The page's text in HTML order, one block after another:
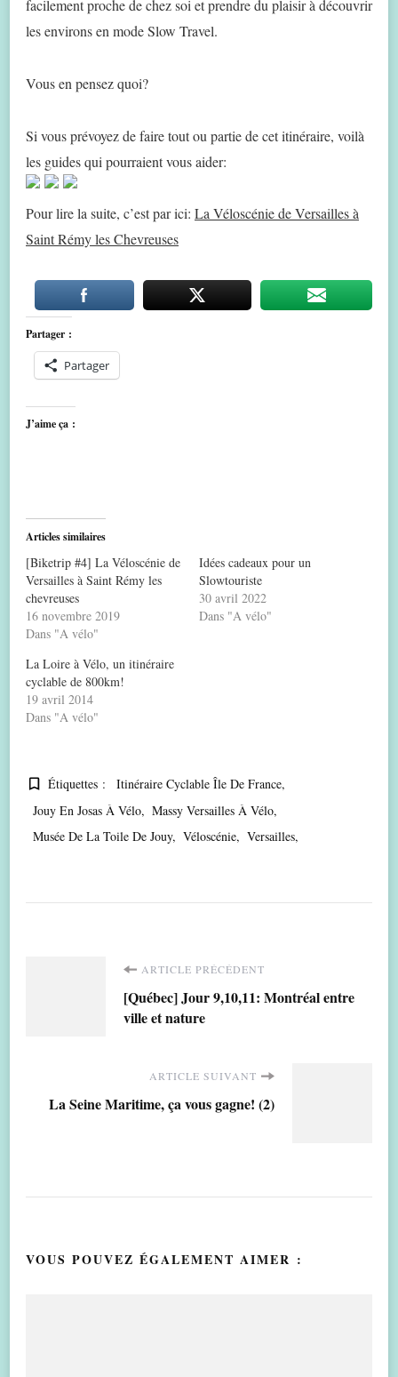
facilement proche de chez soi et prendre du plaisir à découvrir
les environs en mode Slow Travel.
Vous en pensez quoi?
Si vous prévoyez de faire tout ou partie de cet itinéraire, voilà
les guides qui pourraient vous aider:
Pour lire la suite, c’est par ici: La Véloscénie de Versailles à
Saint Rémy les Chevreuses
Partager :
Partager
J’aime ça :
Articles similaires
[Biketrip #4] La Véloscénie de
Versailles à Saint Rémy les
chevreuses
16 novembre 2019
Dans "A vélo"
Idées cadeaux pour un
Slowtouriste
30 avril 2022
Dans "A vélo"
La Loire à Vélo, un itinéraire
cyclable de 800km!
19 avril 2014
Dans "A vélo"
Étiquettes :
Itinéraire Cyclable Île De France
Jouy En Josas À Vélo
Massy Versailles À Vélo
Musée De La Toile De Jouy
Véloscénie Versailles
Navigation
d'article
ARTICLE PRÉCÉDENT
[Québec] Jour 9,10,11: Montréal entre
ville et nature
ARTICLE SUIVANT
La Seine Maritime, ça vous gagne! (2)
VOUS POUVEZ ÉGALEMENT AIMER :